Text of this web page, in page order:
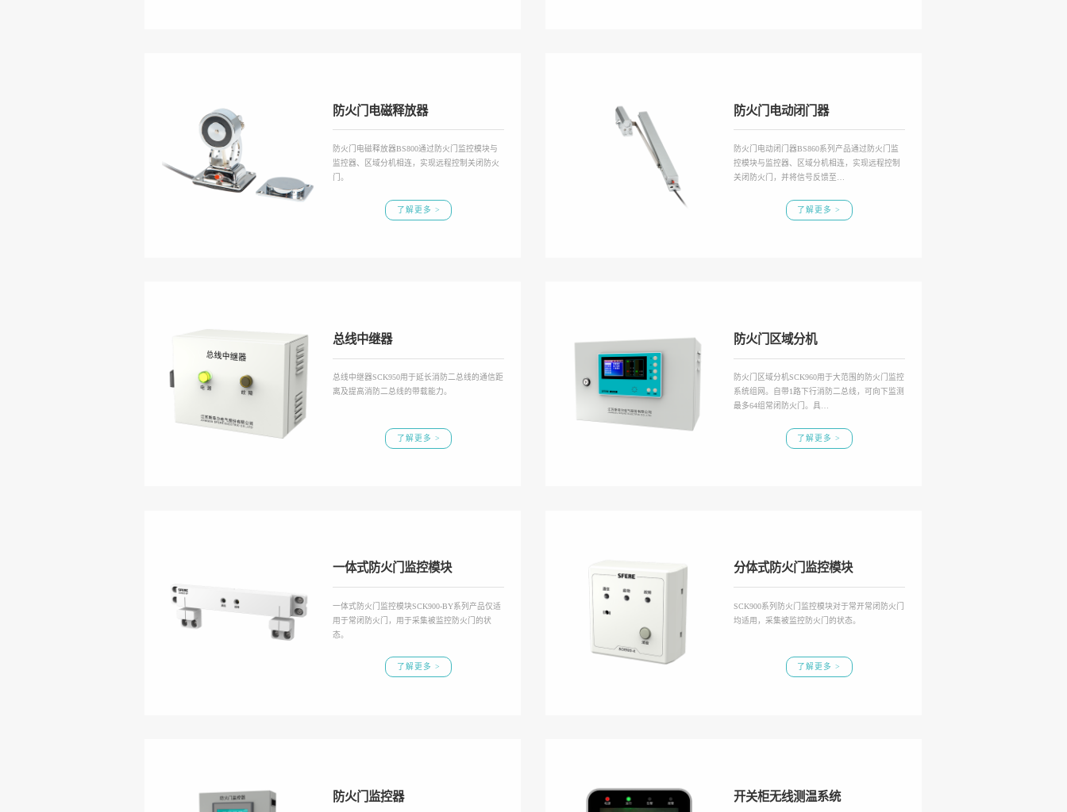
防火门电磁释放器
防火门电磁释放器BS800通过防火门监控模块与
监控器、区域分机相连，实现远程控制关闭防火
门。
了解更多 >
防火门电动闭门器
防火门电动闭门器BS860系列产品通过防火门监
控模块与监控器、区域分机相连，实现远程控制
关闭防火门，并将信号反馈至…
了解更多 >
总线中继器
总线中继器SCK950用于延长消防二总线的通信距
离及提高消防二总线的带载能力。
了解更多 >
防火门区域分机
防火门区域分机SCK960用于大范围的防火门监控
系统组网。自带1路下行消防二总线，可向下监测
最多64组常闭防火门。具…
了解更多 >
一体式防火门监控模块
一体式防火门监控模块SCK900-BY系列产品仅适
用于常闭防火门，用于采集被监控防火门的状
态。
了解更多 >
分体式防火门监控模块
SCK900系列防火门监控模块对于常开常闭防火门
均适用，采集被监控防火门的状态。
了解更多 >
防火门监控器 开关柜无线测温系统